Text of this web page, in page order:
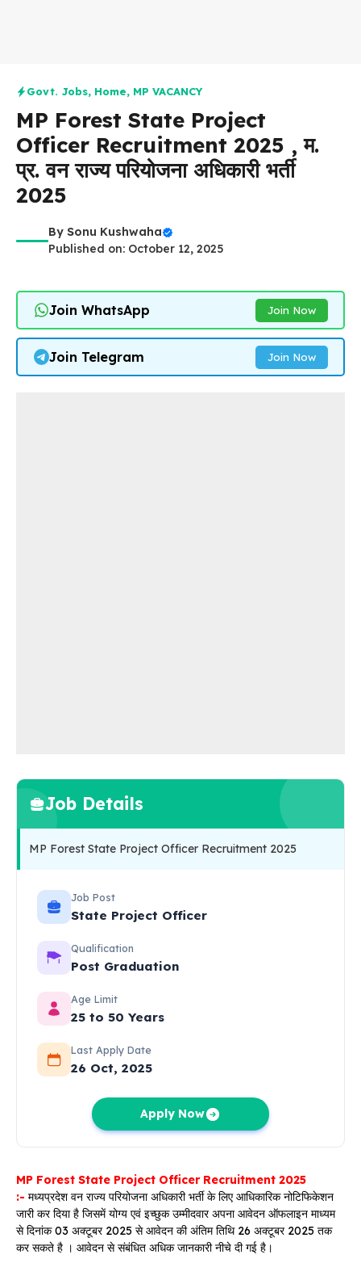
Govt. Jobs, Home, MP VACANCY
MP Forest State Project
Officer Recruitment 2025 , म.
प्र. वन राज्य परियोजना अधिकारी भर्ती
2025
By Sonu Kushwaha
Published on: October 12, 2025
Join WhatsApp Join Now
Join Telegram Join Now
Job Details
MP Forest State Project Officer Recruitment 2025
Job Post
State Project Officer
Qualification
Post Graduation
Age Limit
25 to 50 Years
Last Apply Date
26 Oct, 2025
Apply Now
MP Forest State Project Officer Recruitment 2025
:- मध्यप्रदेश वन राज्य परियोजना अधिकारी भर्ती के लिए आधिकारिक नोटिफिकेशन
जारी कर दिया है जिसमें योग्य एवं इच्छुक उम्मीदवार अपना आवेदन ऑफलाइन माध्यम
से दिनांक 03 अक्टूबर 2025 से आवेदन की अंतिम तिथि 26 अक्टूबर 2025 तक
कर सकते है । आवेदन से संबंधित अधिक जानकारी नीचे दी गई है।